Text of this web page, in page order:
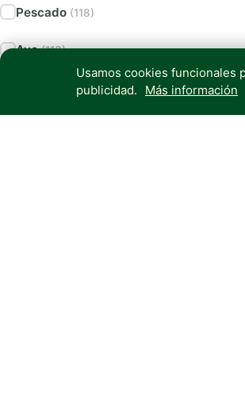
Pescado (118)
Ave(113)
(104)
Usamos cookies funcionales
publicidad.
Más información